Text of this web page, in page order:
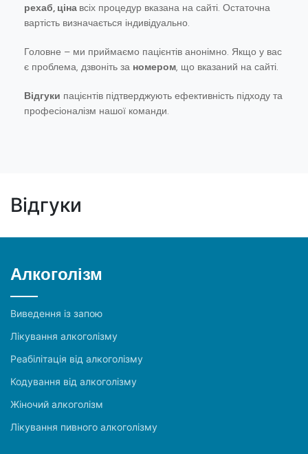
рехаб, ціна всіх процедур вказана на сайті. Остаточна
вартість визначається індивідуально.
Головне – ми приймаємо пацієнтів анонімно. Якщо у вас
є проблема, дзвоніть за номером, що вказаний на сайті.
Відгуки пацієнтів підтверджують ефективність підходу та
професіоналізм нашої команди.
Відгуки
Алкоголізм
Виведення із запою
Лікування алкоголізму
Реабілітація від алкоголізму
Кодування від алкоголізму
Жіночий алкоголізм
Лікування пивного алкоголізму